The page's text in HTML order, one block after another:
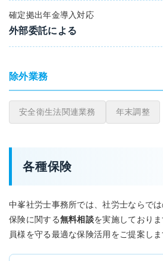
確定拠出年金導入対応
外部委託による
除外業務
安全衛生法関連業務 年末調整
各種保険
中峯社労士事務所では、社労士ならで
保険に関する無料相談を実施しており
員様を守る最適な保険活用をご提案しま